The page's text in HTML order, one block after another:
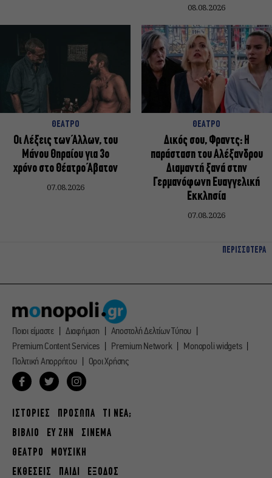
08.08.2026
ΘΕΑΤΡΟ
Οι Λέξεις των Άλλων, του
Μάνου Θηραίου για 3ο
χρόνο στο Θέατρο Άβατον
07.08.2026
ΘΕΑΤΡΟ
Δικός σου, Φραντς: Η
παράσταση του Αλέξανδρου
Διαμαντή ξανά στην
Γερμανόφωνη Ευαγγελική
Εκκλησία
07.08.2026
ΠΕΡΙΣΣΟΤΕΡΑ
Ποιοι είμαστε Διαφήμιση
Αποστολή Δελτίων Τύπου
Premium Content Services
Premium Network
Monopoli widgets
Πολιτική Απορρήτου
Οροι Χρήσης
ΙΣΤΟΡΙΕΣ ΠΡΟΣΩΠΑ
ΤΙ ΝΕΑ;
ΒΙΒΛΙΟ
ΕΥ ΖΗΝ
ΣΙΝΕΜΑ
ΘΕΑΤΡΟ
ΜΟΥΣΙΚΗ
ΕΚΘΕΣΕΙΣ
ΠΑΙΔΙ ΕΞΟΔΟΣ